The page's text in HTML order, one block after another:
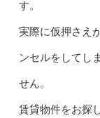
す。
実際に仮押さえ
ンセルをしてし
せん。
賃貸物件をお探